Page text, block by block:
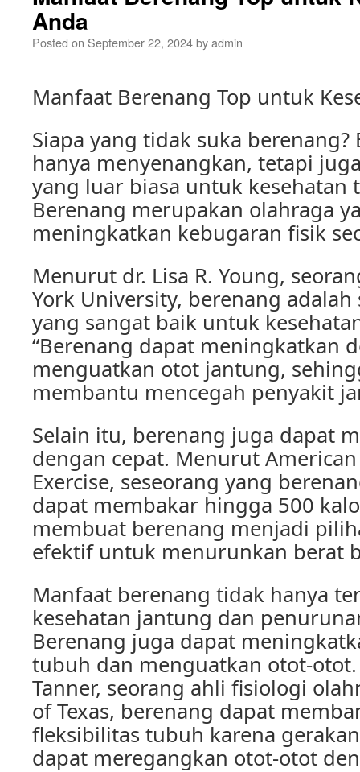
Anda
Posted on September 22, 2024byadmin
Manfaat Berenang Top untuk
Siapa yang tidak suka
hanya menyenangkan, tetapi
yang luar biasa untuk kesehatan
Berenang merupakan olahraga
meningkatkan kebugaran fisik
Menurut dr. Lisa R. Young,
York University, berenang
yang sangat baik untuk
“Berenang dapat meningkatkan
menguatkan otot jantung,
membantu mencegah penyakit
Selain itu, berenang juga dapat
dengan cepat. Menurut
Exercise, seseorang yang
dapat membakar hingga 500
membuat berenang menjadi
efektif untuk menurunkan berat
Manfaat berenang tidak hanya
kesehatan jantung dan
Berenang juga dapat
tubuh dan menguatkan otot-
Tanner, seorang ahli fisiologi
of Texas, berenang dapat
fleksibilitas tubuh karena
dapat meregangkan otot-otot